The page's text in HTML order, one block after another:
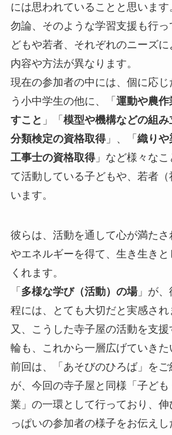
には思われていることと思います
勿論、そのような学習支援も行
どもや若者、それぞれのニーズ
内容や方法が異なります。
現在の参加者の中には、個に応
う小中学生の他に、「 運動や農
すこと 」「 模型や機構などの組み
分類検定の資格取得」、「 織りや
工事士の資格取得」など様々な
て活動している子どもや、若者（
います。
彼らは、活動を通して心が満た
やエネルギーを得て、生き生きと
くれます。
「 多様な学び（活動）の場」が、
程には、とても大切だと実感され
又、こうした寺子屋の活動を支
輪も、これから一層広げていきた
前回は、「あそびのひろば」をご
が、今回の寺子屋と同様「子ど
業」の一環として行っており、
っぱいの参加者の様子をお伝えし